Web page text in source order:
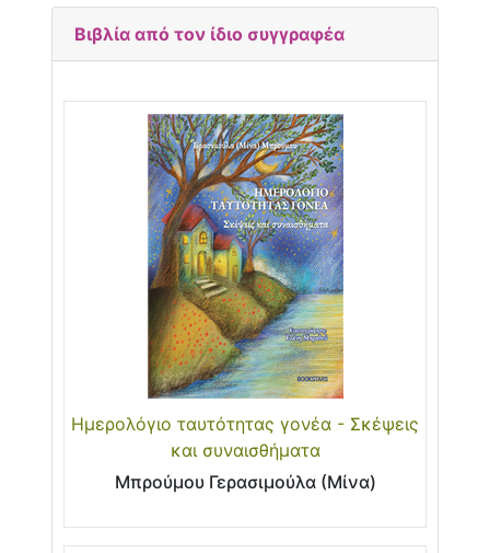
Βιβλία από τον ίδιο συγγραφέα
Ημερολόγιο ταυτότητας γονέα - Σκέψεις
και συναισθήματα
Μπρούμου Γερασιμούλα (Μίνα)